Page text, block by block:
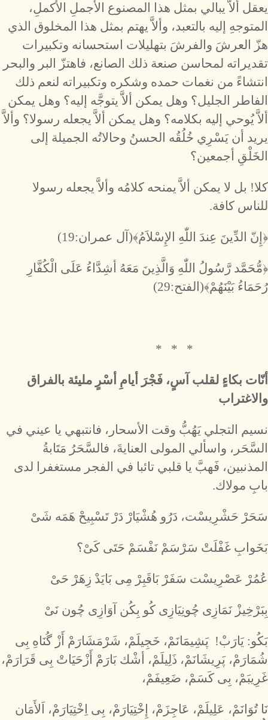
يعقل ألاَّ يبالي بمثل هذا المصنوع الأجملِ الأكملِ،
المتوجهِ إليه بالتعبد، وألاَّ يهتم بمثل هذا المخلوق الذي
هزّ العرشَ والفرشَ بتهليلات استحسانه وتكبيرات
تقديراته لمحاسن صنعة ذلك الصانع، فاهتزّ البر والبحر
انتشاءً من نغمات حمده وشكره وتكبيراته لنعم ذلك
الفاطر الجليل؟ وهل يمكن ألاَّ يتوجَّه إليه؟ وهل يمكن
ألاَّ يُوحي إليه بكلامه؟ وهل يمكن ألاَّ يجعله رسولا؟ وألاَّ
يريد أن يَسْرِي خُلُقُه الحسنُ وحالاتُه الجميلة إلى
الخَلْقِ أجمعين؟
كلا! بل لا يمكن ألاَّ يمنحه كلامُه وألاَّ يجعله رسولا
للناس كافة.
﴿إِنّ الدِّينَ عِندَ اللّٰهِ الإِسْلاَمُ﴾(آل عمران:19)
﴿مُّحَمَّد رَّسُولُ اللّٰهِ وَالَّذِينَ مَعَهُ أشِدَّاءُ عَلَى الْكُفَّارِ
رُحَمَاءُ بَيْنَهُمْ﴾(الفتح:29)
* * *
أنّات بكاءٍ لقلب آسٍ، فَجْرَ أيامِ أسْرٍ مليئة بالفراق
والاغتراب
نسيم التجلي يَهُبُّ وقت الأسحار، فانتبهي يا عيني في
السَّحَر، واسألي المولى العنايةَ، فالسَّحَرُ مَتَابةُ
المذنبين، فَهبَّ يا قلبي تائبا في الفجر مستغفرا لدى
بابِ مولاك.
سَحَرْ حَشْرِيسْت، دَرُو هُشْيَارْ دَرْ تَسْبِيحْ هَمَه شَىْ
بَخَوابِ غَفْلَتْ سَرْسَمْ نَفْسَمْ حَتَى كَىْ؟
عُمُرْ عَصْرِيسْت سَفَرْ بَاقَبِرْ مِى بَايَدْ زِهَرْ حَىْ
بِبَرْخِيزْ نَمَازِى چُونِيَازِى كُو بِكُن آوَازِى چُون نَىْ
بَكُو: يَارَبْ! پَشِيمَانَمْ، خَجِيلَمْ، شَرْمَشَارَمْ أَزْ گُنَاهِ بِى
شُمَارَمْ، پَرِيشَانَمْ، ذَلِيلَمْ، أشْك بَارَمْ أَزْحَيَاتْ بِى قَرَارَمْ،
غَرِيبَمْ، بِى كَسَمْ، ضَعِيفَمْ،
نَا تُوَانَمْ، عَلِيلَمْ، عَاجِزَمْ، إِخْتِيَارَمْ، بِى اِخْتِيَارَمْ، اَلأَمَان